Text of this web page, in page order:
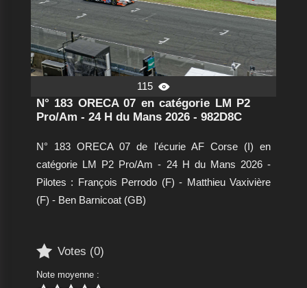
115 
N° 183 ORECA 07 en catégorie LM P2
Pro/Am - 24 H du Mans 2026 - 982D8C
N° 183 ORECA 07 de l'écurie AF Corse (I) en
catégorie LM P2 Pro/Am - 24 H du Mans 2026 -
Pilotes : François Perrodo (F) - Matthieu Vaxivière
(F) - Ben Barnicoat (GB)
 Votes (0)
Note moyenne :